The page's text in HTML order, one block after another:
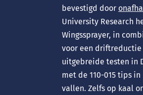
bevestigd door
University Research
Wingssprayer, in
voor een driftreductie
uitgebreide testen in
met de 110-015 tips
vallen. Zelfs op kaal